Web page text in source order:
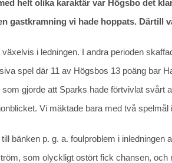
helt olika karaktär var Högsbo det
gastkramning vi hade hoppats. Därtill
i ledningen. I andra perioden
spel där 11 av Högsbos 13 poäng bar
gjorde att Sparks hade förtvivlat svårt
Vi mäktade bara med två
bänken p. g. a. foulproblem i
som olyckligt ostört fick chansen,